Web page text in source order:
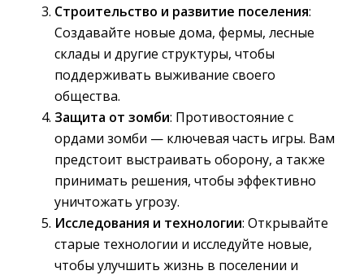
Строительство и развитие поселения:
Создавайте новые дома, фермы, лесные
склады и другие структуры, чтобы
поддерживать выживание своего
общества.
Защита от зомби: Противостояние с
ордами зомби — ключевая часть игры. Вам
предстоит выстраивать оборону, а также
принимать решения, чтобы эффективно
уничтожать угрозу.
Исследования и технологии: Открывайте
старые технологии и исследуйте новые,
чтобы улучшить жизнь в поселении и